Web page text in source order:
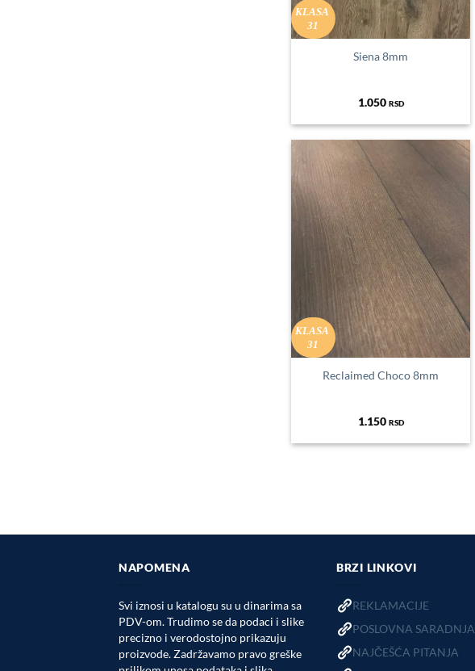
KLASA
31
Siena 8mm
1.050 RSD
KLASA
31
Reclaimed Choco 8mm
1.150 RSD
NAPOMENA
Svi iznosi u katalogu su u dinarima sa
PDV-om. Trudimo se da podaci i slike
precizno i verodostojno prikazuju
proizvode. Zadržavamo pravo greške
BRZI LINKOVI
REKLAMACIJE
POSLOVNA SARADNJA
NAJČEŠĆA PITANJA